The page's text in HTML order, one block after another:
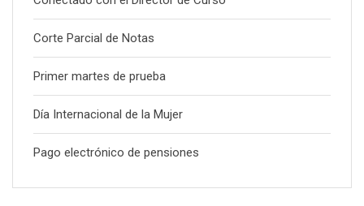
Corte Parcial de Notas
Primer martes de prueba
Día Internacional de la Mujer
Pago electrónico de pensiones